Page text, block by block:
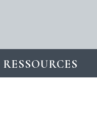
RESSOURCES